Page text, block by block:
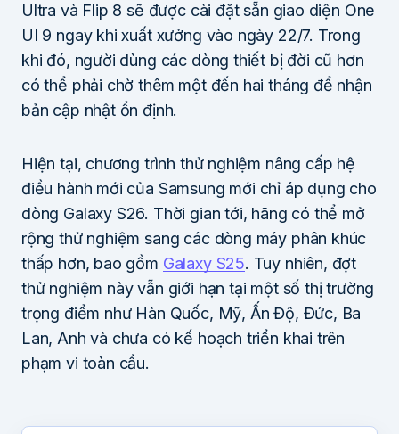
Ultra và Flip 8 sẽ được cài đặt sẵn giao diện One
UI 9 ngay khi xuất xưởng vào ngày 22/7. Trong
khi đó, người dùng các dòng thiết bị đời cũ hơn
có thể phải chờ thêm một đến hai tháng để nhận
bản cập nhật ổn định.
Hiện tại, chương trình thử nghiệm nâng cấp hệ
điều hành mới của Samsung mới chỉ áp dụng cho
dòng Galaxy S26. Thời gian tới, hãng có thể mở
rộng thử nghiệm sang các dòng máy phân khúc
thấp hơn, bao gồm Galaxy S25. Tuy nhiên, đợt
thử nghiệm này vẫn giới hạn tại một số thị trường
trọng điểm như Hàn Quốc, Mỹ, Ấn Độ, Đức, Ba
Lan, Anh và chưa có kế hoạch triển khai trên
phạm vi toàn cầu.